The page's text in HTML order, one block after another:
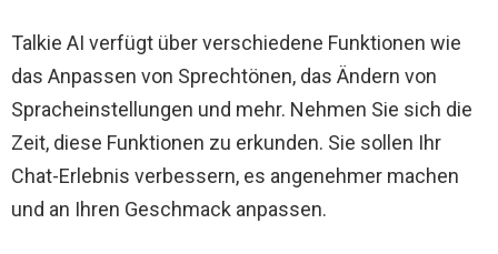
Talkie AI verfügt über verschiedene Funktionen wie
das Anpassen von Sprechtönen, das Ändern von
Spracheinstellungen und mehr. Nehmen Sie sich die
Zeit, diese Funktionen zu erkunden. Sie sollen Ihr
Chat-Erlebnis verbessern, es angenehmer machen
und an Ihren Geschmack anpassen.